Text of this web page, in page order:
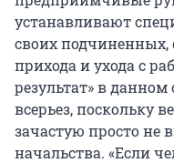
устанавливают
своих
прихода и ухода с
результат» в
всерьез, поскольку
зачастую просто не
начальства. «Если